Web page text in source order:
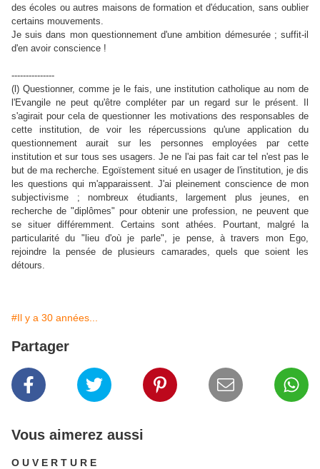
des écoles ou autres maisons de formation et d'éducation, sans oublier
certains mouvements.
Je suis dans mon questionnement d'une ambition démesurée ; suffit-il
d'en avoir conscience !
---------------
(l) Questionner, comme je le fais, une institution catholique au nom de
l'Evangile ne peut qu'être compléter par un regard sur le présent. Il
s'agirait pour cela de questionner les motivations des responsables de
cette institution, de voir les répercussions qu'une application du
questionnement aurait sur les personnes employées par cette
institution et sur tous ses usagers. Je ne l'ai pas fait car tel n'est pas le
but de ma recherche. Egoïstement situé en usager de l'institution, je dis
les questions qui m'apparaissent. J'ai pleinement conscience de mon
subjectivisme ; nombreux étudiants, largement plus jeunes, en
recherche de "diplômes" pour obtenir une profession, ne peuvent que
se situer différemment. Certains sont athées. Pourtant, malgré la
particularité du "lieu d'où je parle", je pense, à travers mon Ego,
rejoindre la pensée de plusieurs camarades, quels que soient les
détours.
#Il y a 30 années...
Partager
Vous aimerez aussi
O U V E R T U R E